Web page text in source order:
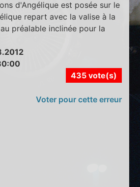
d'Angélique est posée sur le
repart avec la valise à la
préalable inclinée pour la
435 vote(s)
Voter pour cette erreur